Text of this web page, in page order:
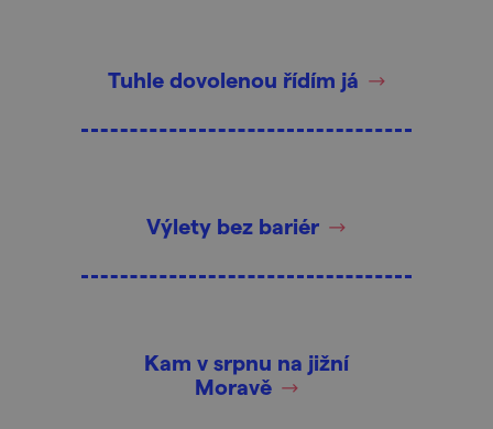
Tuhle dovolenou řídím já
Výlety bez bariér
Kam v srpnu na jižní
Moravě